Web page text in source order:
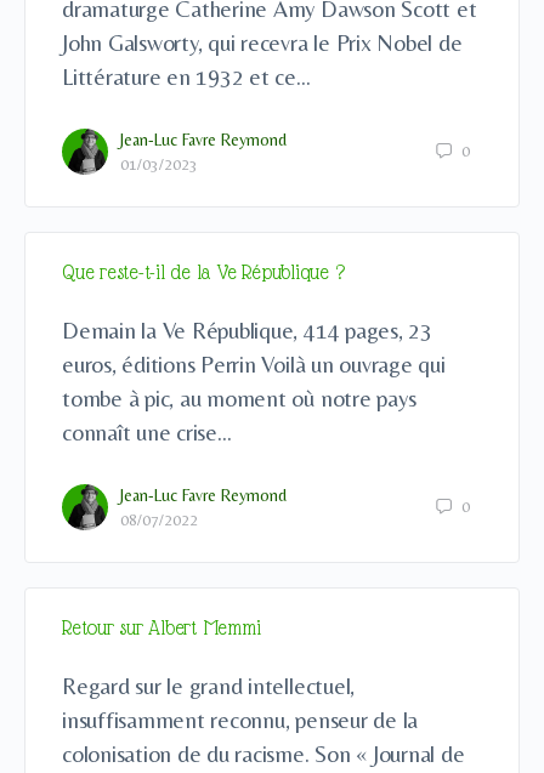
dramaturge Catherine Amy Dawson Scott et
John Galsworty, qui recevra le Prix Nobel de
Littérature en 1932 et ce…
Jean-Luc Favre Reymond
01/03/2023
0
Que reste-t-il de la Ve République ?
Demain la Ve République, 414 pages, 23
euros, éditions Perrin Voilà un ouvrage qui
tombe à pic, au moment où notre pays
connaît une crise…
Jean-Luc Favre Reymond
08/07/2022
0
Retour sur Albert Memmi
Regard sur le grand intellectuel,
insuffisamment reconnu, penseur de la
colonisation de du racisme. Son « Journal de